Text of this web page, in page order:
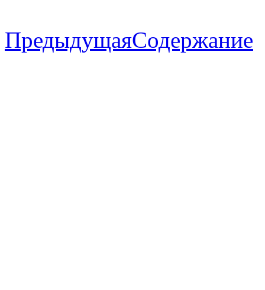
ПредыдущаяСодержание